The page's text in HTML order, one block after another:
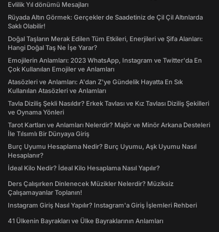
Evlilik Yıl dönümü Mesajları
Rüyada Altın Görmek: Gerçekler de Saadetiniz de Çil Çil Altınlarda
Saklı Olabilir!
Doğal Taşların Merak Edilen Tüm Etkileri, Enerjileri ve Şifa Alanları:
Hangi Doğal Taş Ne İşe Yarar?
Emojilerin Anlamları: 2023 WhatsApp, Instagram ve Twitter'da En
Çok Kullanılan Emojiler ve Anlamları
Atasözleri ve Anlamları: A'dan Z'ye Gündelik Hayatta En Sık
Kullanılan Atasözleri ve Anlamları
Tavla Diziliş Şekli Nasıldır? Erkek Tavlası ve Kız Tavlası Diziliş Şekilleri
ve Oynama Yönleri
Tarot Kartları ve Anlamları Nelerdir? Majör ve Minör Arkana Desteleri
İle Tılsımlı Bir Dünyaya Giriş
Burç Uyumu Hesaplama Nedir? Burç Uyumu, Aşk Uyumu Nasıl
Hesaplanır?
İdeal Kilo Nedir? İdeal Kilo Hesaplama Nasıl Yapılır?
Ders Çalışırken Dinlenecek Müzikler Nelerdir? Müziksiz
Çalışamayanlar Toplanın!
Instagram Giriş Nasıl Yapılır? Instagram'a Giriş İşlemleri Rehberi
41 Ülkenin Bayrakları ve Ülke Bayraklarının Anlamları